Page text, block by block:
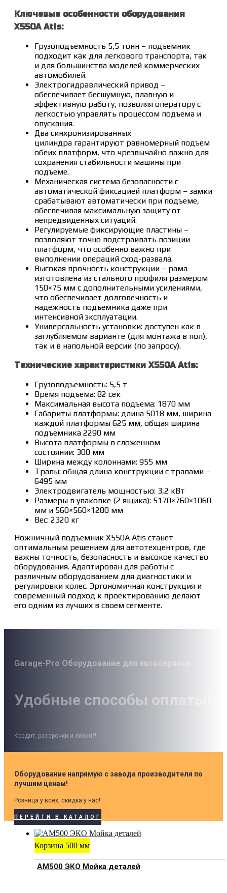
Ключевые особенности оборудования
X550A Atis:
Грузоподъемность 5,5 тонн – подъемник
подходит как для легкового транспорта, так
и для большинства моделей коммерческих
автомобилей.
Электрогидравлический привод –
обеспечивает бесшумную, плавную и
эффективную работу, позволяя оператору с
легкостью управлять процессом подъема и
опускания.
Два синхронизированных
цилиндра гарантируют равномерный подъем
обеих платформ, что чрезвычайно важно для
сохранения стабильности машины при
подъеме.
Механическая система безопасности с
автоматической фиксацией платформ – замки
срабатывают автоматически при подъеме,
обеспечивая максимальную защиту от
непредвиденных ситуаций.
Регулируемые фиксирующие пластины –
позволяют точно подстраивать позиции
платформ, что особенно важно при
выполнении операций сход-развала.
Высокая прочность конструкции – рама
изготовлена из стального профиля размером
150×75 мм с дополнительными усилениями,
что обеспечивает долговечность и
надежность подъемника даже при
интенсивной эксплуатации.
Универсальность установки: доступен как в
заглубляемом варианте (для монтажа в пол),
так и в напольной версии (по запросу).
Технические характеристики X550A Atis:
Грузоподъемность: 5,5 т
Время подъема: 82 сек
Максимальная высота подъема: 1870 мм
Габариты платформы: длина 5018 мм, ширина
каждой платформы 625 мм, общая ширина
подъемника 2290 мм
Высота платформы в сложенном
состоянии: 300 мм
Ширина между колоннами: 955 мм
Трапы: общая длина конструкции с трапами –
6495 мм
Электродвигатель мощностью: 3,2 кВт
Размеры в упаковке (2 ящика): 5170×760×1060
мм и 560×560×1280 мм
Вес: 2320 кг
Ножничный подъемник X550A Atis станет
оптимальным решением для автотехцентров, где
важны точность, безопасность и высокое качество
оборудования. Адаптирован для работы с
различным оборудованием для диагностики и
регулировки колес. Эргономичная конструкция и
современный подход к проектированию делают
его одним из лучших в своем сегменте.
Garage-Pro Оборудование для автосервиса
Удобные способы оплаты!
Кредит, рассрочки и лизинг!
Оборудование напрямую с завода производителя по
лучшим ценам!
Розница у всех, скидка у нас!
ПЕРЕЙТИ В КАТАЛОГ
Корзина 500 мм
АМ500 ЭКО Мойка деталей